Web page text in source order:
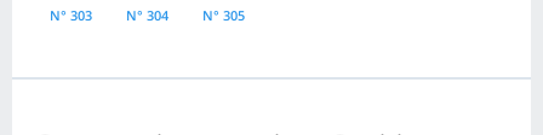
N° 303 N° 304 N° 305